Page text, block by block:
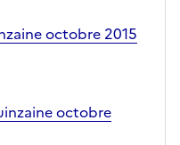
octobre 2015
octobre